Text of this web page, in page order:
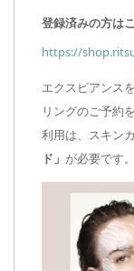
登録済みの方は
https://
エクスビアンス
リングのご予約
利用は、スキン
ド」 が必要です。